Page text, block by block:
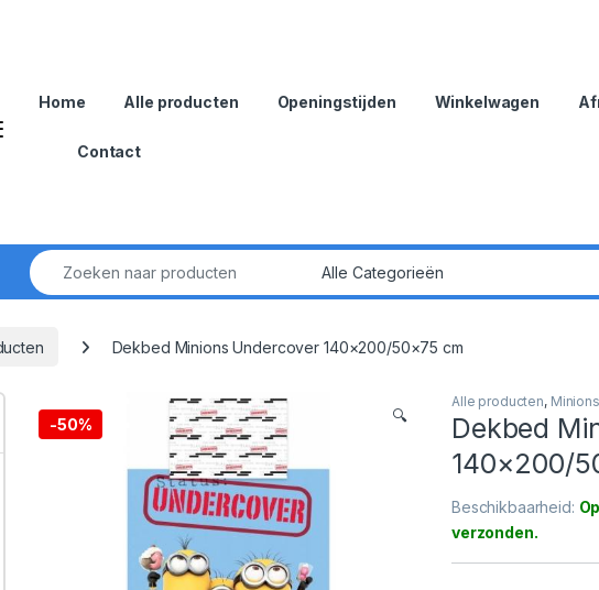
Home Alle producten Openingstijden Winkelwagen
Contact
Zoek naar:
Dekbed Minions Undercover 140×200/50×75 cm
-50% 🔍
Alle producten, Minions
Dekbed
140×200/
Beschikbaarheid: